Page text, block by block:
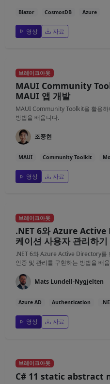
Blazor CosmosDB Azure
영상 자료
브레이크아웃
MAUI Community
MAUI 앱 개발
MAUI Community Toolkit을 활용
방법을 배웁니다.
조중현
MAUI Community Toolkit
영상 자료
브레이크아웃
.NET 6와 Azure
케이션 사용자 관리하기
.NET 6와 Azure Active Directory를
인증 및 관리를 구현하는 방법을 배
Mats Lundell-Nygjelten
Azure AD Authentication
영상 자료
브레이크아웃
C# 11 static abstract